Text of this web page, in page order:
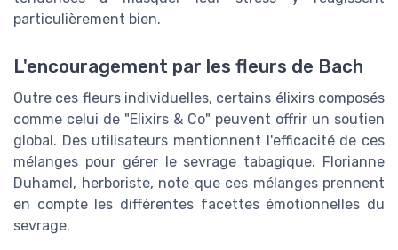
particulièrement bien.
L'encouragement par les fleurs de Bach
Outre ces fleurs individuelles, certains élixirs composés
comme celui de "Elixirs & Co" peuvent offrir un soutien
global. Des utilisateurs mentionnent l'efficacité de ces
mélanges pour gérer le sevrage tabagique. Florianne
Duhamel, herboriste, note que ces mélanges prennent
en compte les différentes facettes émotionnelles du
sevrage.